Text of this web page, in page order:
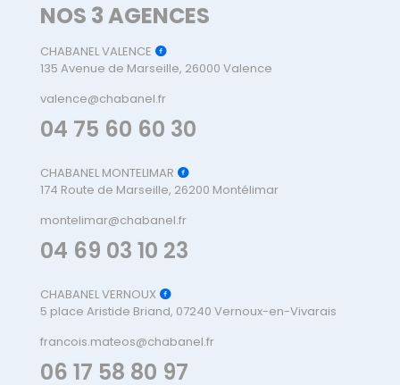
NOS 3 AGENCES
CHABANEL VALENCE
135 Avenue de Marseille, 26000 Valence
valence@chabanel.fr
04 75 60 60 30
CHABANEL MONTELIMAR
174 Route de Marseille, 26200 Montélimar
montelimar@chabanel.fr
04 69 03 10 23
CHABANEL VERNOUX
5 place Aristide Briand, 07240 Vernoux-en-Vivarais
francois.mateos@chabanel.fr
06 17 58 80 97